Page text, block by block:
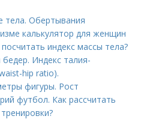
тела. Обертывания
калькулятор для женщин
индекс массы тела?
Индекс талия-
hip ratio).
фигуры. Рост
футбол. Как рассчитать